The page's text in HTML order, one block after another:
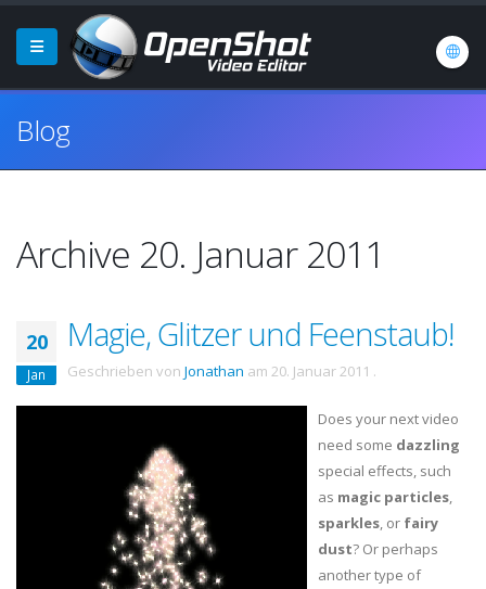
Blog
Archive 20. Januar 2011
20
Jan
Magie, Glitzer und Feenstaub!
Geschrieben von Jonathan am 20. Januar 2011 .
Does your next video
need some dazzling
special effects, such
as magic particles,
sparkles, or fairy
dust? Or perhaps
another type of